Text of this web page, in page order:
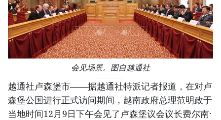
会见场景。图自越通社
越通社卢森堡市——据越通社特派记者报道，在对卢
森堡公国进行正式访问期间，越南政府总理范明政于
当地时间12月9日下午会见了卢森堡议会议长费尔南·